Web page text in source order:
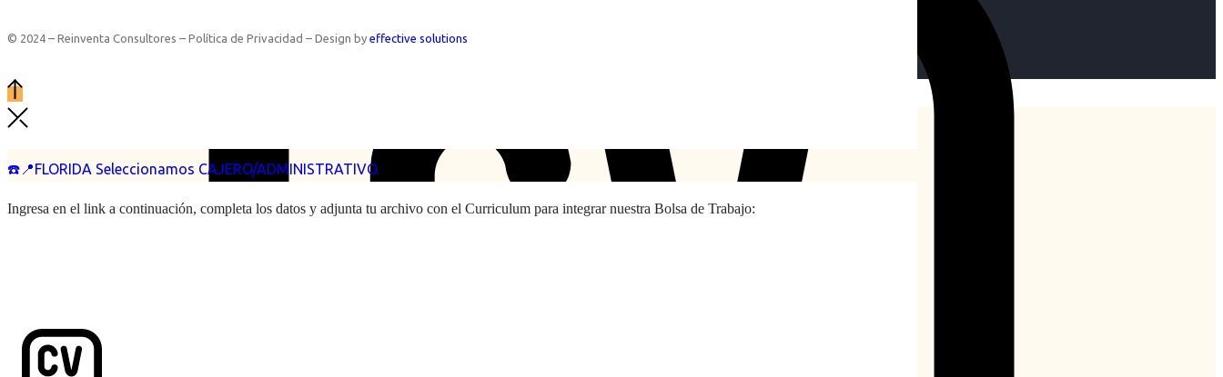
☎️📍FLORIDA Seleccionamos CAJERO/ADMINISTRATIVO.
© 2024 – Reinventa Consultores – Política de Privacidad – Design by effective solutions
Ingresa en el link a continuación, completa los datos y adjunta tu archivo con el Curriculum para integrar nuestra Bolsa de Trabajo: